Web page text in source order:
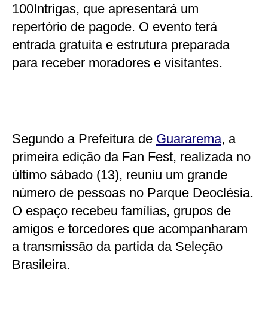
100Intrigas, que apresentará um
repertório de pagode. O evento terá
entrada gratuita e estrutura preparada
para receber moradores e visitantes.
Segundo a Prefeitura de Guararema, a
primeira edição da Fan Fest, realizada no
último sábado (13), reuniu um grande
número de pessoas no Parque Deoclésia.
O espaço recebeu famílias, grupos de
amigos e torcedores que acompanharam
a transmissão da partida da Seleção
Brasileira.